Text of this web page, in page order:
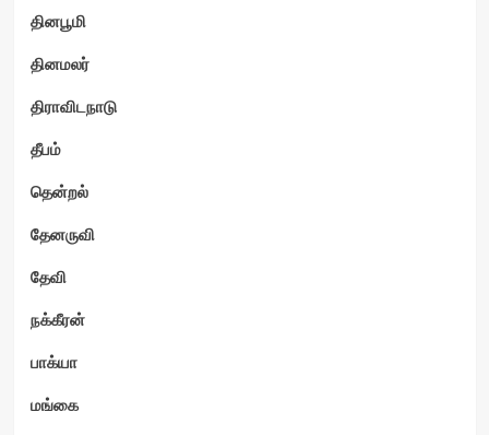
தினபூமி
தினமலர்
திராவிடநாடு
தீபம்
தென்றல்
தேனருவி
தேவி
நக்கீரன்
பாக்யா
மங்கை